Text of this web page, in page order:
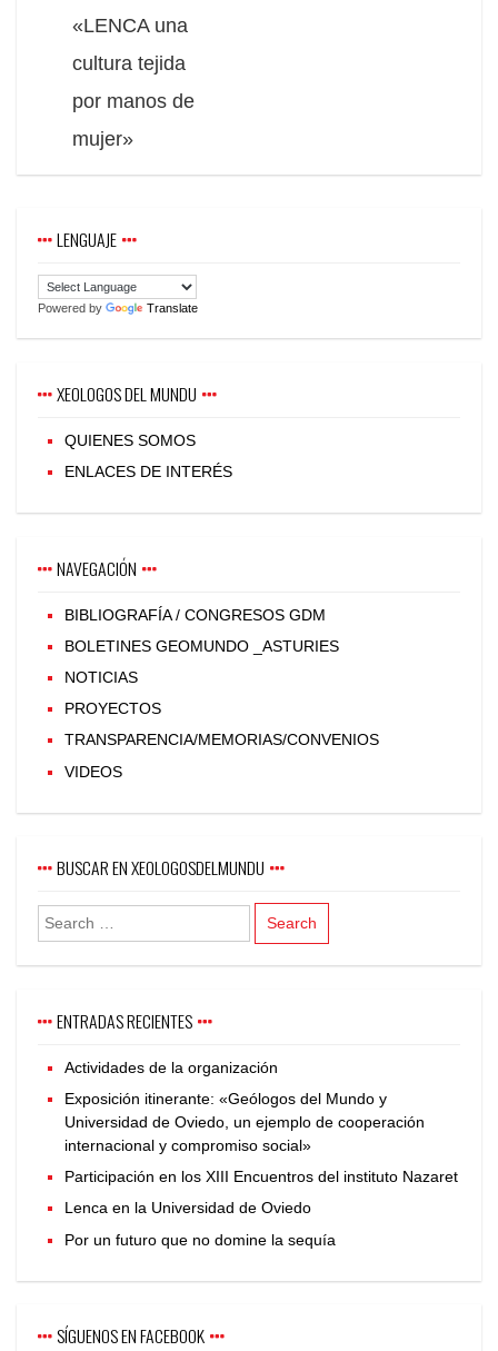
«LENCA una
cultura tejida
por manos de
mujer»
LENGUAJE
Powered by Translate
XEOLOGOS DEL MUNDU
QUIENES SOMOS
ENLACES DE INTERÉS
NAVEGACIÓN
BIBLIOGRAFÍA / CONGRESOS GDM
BOLETINES GEOMUNDO _ASTURIES
NOTICIAS
PROYECTOS
TRANSPARENCIA/MEMORIAS/CONVENIOS
VIDEOS
BUSCAR EN XEOLOGOSDELMUNDU
ENTRADAS RECIENTES
Actividades de la organización
Exposición itinerante: «Geólogos del Mundo y
Universidad de Oviedo, un ejemplo de cooperación
internacional y compromiso social»
Participación en los XIII Encuentros del instituto Nazaret
Lenca en la Universidad de Oviedo
Por un futuro que no domine la sequía
SÍGUENOS EN FACEBOOK